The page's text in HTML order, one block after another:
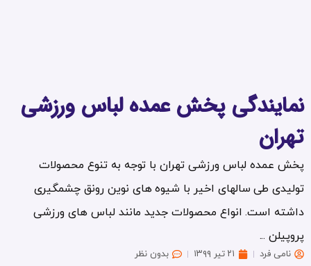
نمایندگی پخش عمده لباس ورزشی
تهران
پخش عمده لباس ورزشی تهران با توجه به تنوع محصولات
تولیدی طی سالهای اخیر با شیوه های نوین رونق چشمگیری
داشته است. انواع محصولات جدید مانند لباس های ورزشی
پروپیلن ...
نامی فرد ۲۱ تیر ۱۳۹۹ بدون نظر